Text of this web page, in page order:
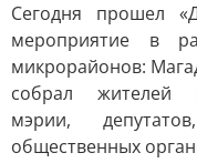
Сегодня прошел
мероприятие в
микрорайонов:
собрал жителей
мэрии,
общественных